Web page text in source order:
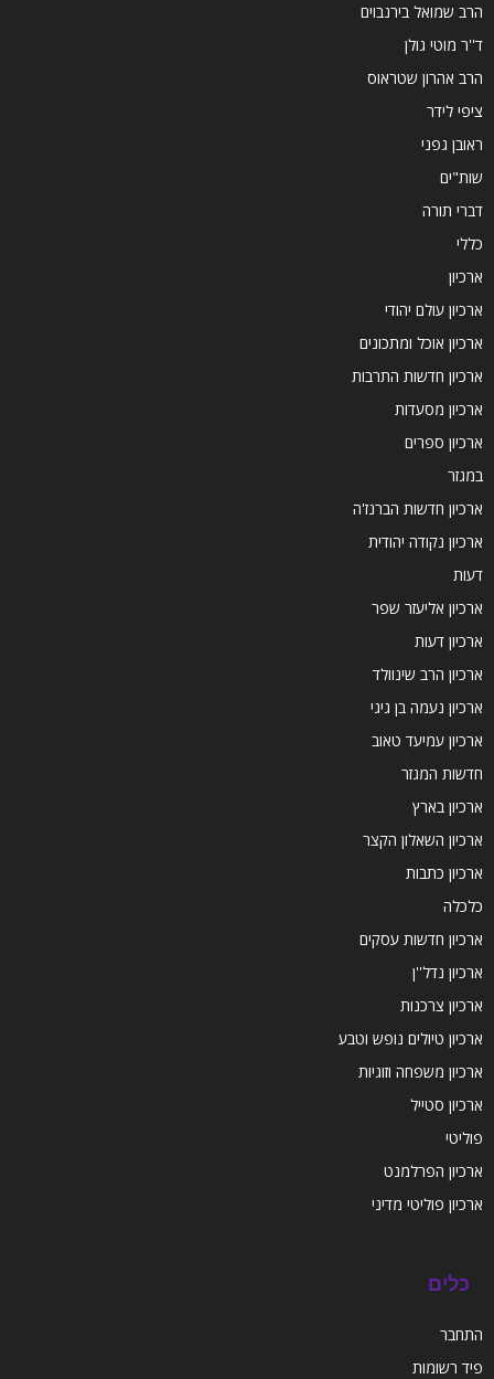
הרב שמואל בירנבוים
ד''ר מוטי גולן
הרב אהרון שטראוס
ציפי לידר
ראובן גפני
שות"ים
דברי תורה
כללי
ארכיון
ארכיון עולם יהודי
ארכיון אוכל ומתכונים
ארכיון חדשות התרבות
ארכיון מסעדות
ארכיון ספרים
במגזר
ארכיון חדשות הברנז'ה
ארכיון נקודה יהודית
דעות
ארכיון אליעזר שפר
ארכיון דעות
ארכיון הרב שינוולד
ארכיון נעמה בן גיגי
ארכיון עמיעד טאוב
חדשות המגזר
ארכיון בארץ
ארכיון השאלון הקצר
ארכיון כתבות
כלכלה
ארכיון חדשות עסקים
ארכיון נדל''ן
ארכיון צרכנות
ארכיון טיולים נופש וטבע
ארכיון משפחה וזוגיות
ארכיון סטייל
פוליטי
ארכיון הפרלמנט
ארכיון פוליטי מדיני
כלים
התחבר
פיד רשומות